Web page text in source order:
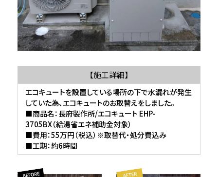
【施工詳細】
エコキュートを設置している場所の下で水漏れが発生
していた為、エコキュートのお取替えをしました。
■商品名：長府製作所/エコキュート EHP-
3705BX（給湯省エネ補助金対象）
■費用：55万円（税込）※取替代・処分費込み
■工期：約6時間